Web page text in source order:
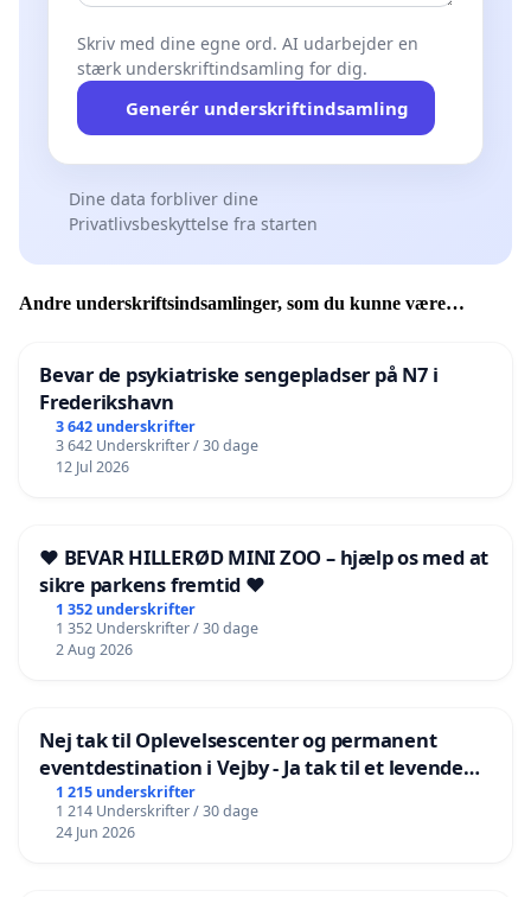
Skriv med dine egne ord. AI udarbejder en
stærk underskriftindsamling for dig.
Generér underskriftindsamling
Dine data forbliver dine
Privatlivsbeskyttelse fra starten
Andre underskriftsindsamlinger, som du kunne være
Bevar de psykiatriske sengepladser på N7 i
Frederikshavn
3 642 underskrifter
3 642 Underskrifter / 30 dage
12 Jul 2026
❤️ BEVAR HILLERØD MINI ZOO – hjælp os med at
sikre parkens fremtid ❤️
1 352 underskrifter
1 352 Underskrifter / 30 dage
2 Aug 2026
Nej tak til Oplevelsescenter og permanent
eventdestination i Vejby - Ja tak til et levende
lokalområde i balance
1 215 underskrifter
1 214 Underskrifter / 30 dage
24 Jun 2026